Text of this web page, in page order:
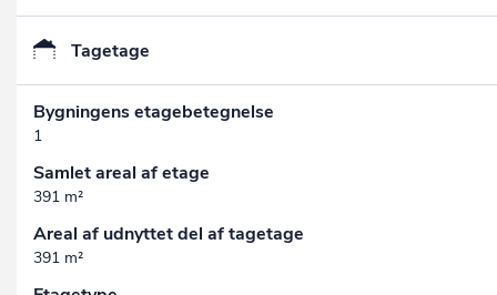
Tagetage
Bygningens etagebetegnelse
1
Samlet areal af etage
391 m²
Areal af udnyttet del af tagetage
391 m²